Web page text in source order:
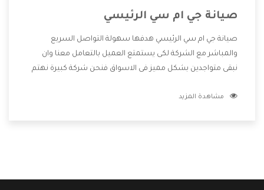
صيانة جي ام سي الرئيسي
صيانة جي ام سي الرئيسي هدفها سهولة التواصل السريع
والمباشر مع الشركة لكى يستمتع العميل بالتعامل معنا وان
نبقى متواجدين بشكل مميز فى الاسواق فنحن شركة كبيرة نهتم
الشركة بها والتى تكون منها خدمة الصيانة التى تكون من أهم
مشاهدة المزيد